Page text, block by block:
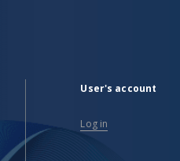
User's account
Log in